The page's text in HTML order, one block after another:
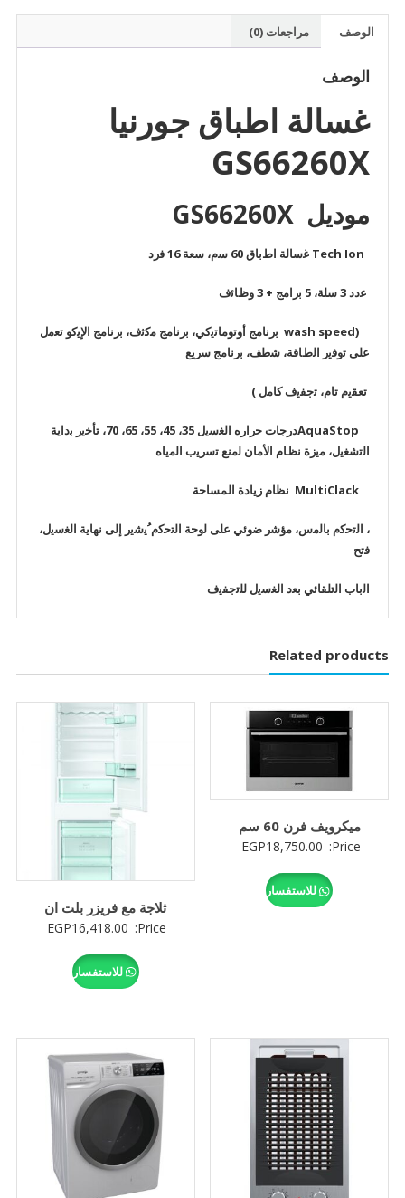
الوصف مراجعات (0)
الوصف
غسالة اطباق جورنيا
GS66260X
موديل GS66260X
ﻋدد 3 ﺳﻠﺔ، 5 ﺑراﻣﺞ + 3 وظﺎﺋف
(wash speed ﺑرﻧﺎﻣﺞ أوﺗوﻣﺎﺗﯾﻛﻲ، ﺑرﻧﺎﻣﺞ ﻣﻛﺛف، ﺑرﻧﺎﻣﺞ اﻹﯾﻛو ﺗﻌﻣل
ﻋﻠﻰ ﺗوﻓﯾر اﻟطﺎﻗﺔ، ﺷطف، ﺑرﻧﺎﻣﺞ ﺳرﯾﻊ
ﺗﻌﻘﯾم ﺗﺎم، ﺗﺟﻔﯾف ﻛﺎﻣل )
AquaStopدرﺟﺎت ﺣراره اﻟﻐﺳﯾل 35، 45، 55، 65، 70، ﺗﺄﺧﯾر ﺑداﯾﺔ
اﻟﺗﺷﻐﯾل، ﻣﯾزة ﻧظﺎم اﻷﻣﺎن ﻟﻣﻧﻊ ﺗﺳرﯾب اﻟﻣﯾﺎه
، اﻟﺗﺣﻛم ﺑﺎﻟﻣس، ﻣؤﺷر ﺿوﺋﻲ ﻋﻠﻰ ﻟوﺣﺔ اﻟﺗﺣﻛم ُﯾﺷﯾر إﻟﻰ ﻧﮭﺎﯾﺔ اﻟﻐﺳﯾل،
ﻓﺗﺢ
اﻟﺑﺎب اﻟﺗﻠﻘﺎﺋﻲ ﺑﻌد اﻟﻐﺳﯾل ﻟﻠﺗﺟﻔﯾف
Related products
ميكرويف فرن 60 سم
Price:
EGP18,750.00
للاستفسار
ثلاجة مع فريزر بلت ان
Price:
EGP16,418.00
للاستفسار